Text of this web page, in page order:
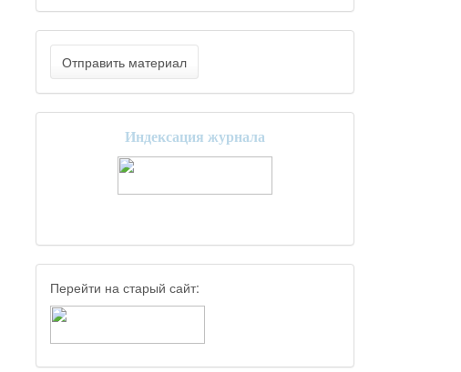
Отправить материал
Индексация журнала
Перейти на старый сайт: